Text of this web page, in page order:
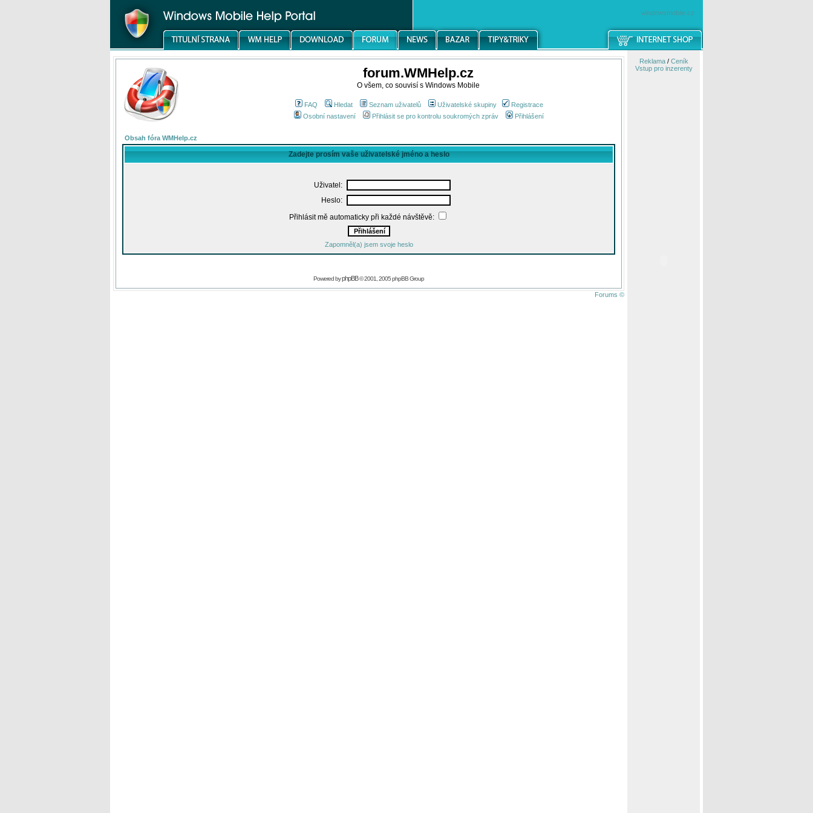
windowsmobile.cz
forum.WMHelp.cz
O všem, co souvisí s Windows Mobile
FAQ Hledat Seznam uživatelů Uživatelské skupiny
Registrace
Osobní nastavení
Přihlásit se pro kontrolu soukromých zpráv Přihlášení
Obsah fóra WMHelp.cz
Zadejte prosím vaše uživatelské jméno a heslo
Uživatel:
Heslo:
Přihlásit mě automaticky při každé návštěvě:
Zapomněl(a) jsem svoje heslo
Powered byphpBB© 2001, 2005 phpBB Group
Forums ©
Reklama/ Ceník
Vstup pro inzerenty